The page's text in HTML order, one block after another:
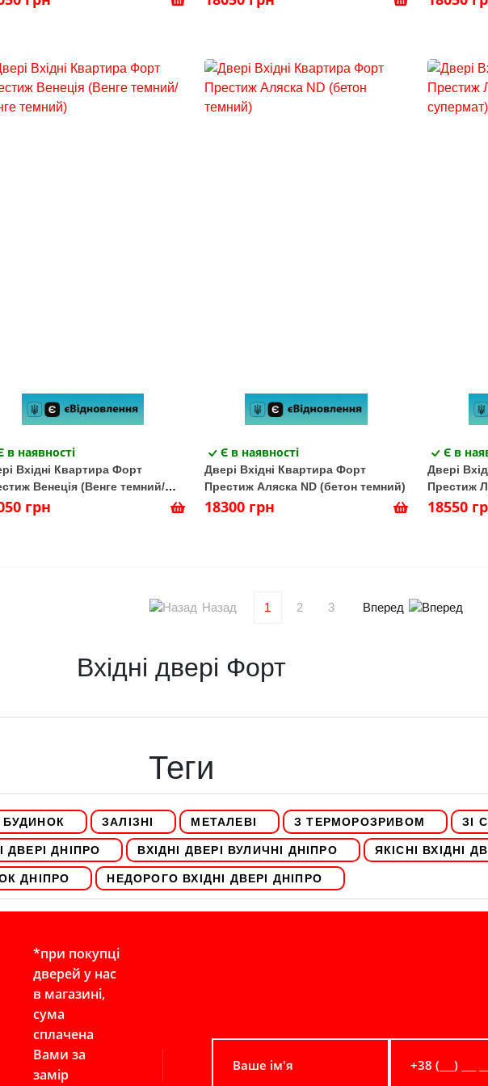
в наявності
Вхідні Квартира Форт
Венеція (Венге темний/
темний)
грн
Є в наявності
Двері Вхідні Квартира Форт
Престиж Аляска ND (бетон темний)
18300 грн
Є в
Двері
Престиж
супермат)
18550
Назад 1 2 3 Вперед
Вхідні двері Форт
Теги
БУДИНОК ЗАЛІЗНІ МЕТАЛЕВІ З ТЕРМОРОЗРИВОМ ЗІ
ДВЕРІ ДНІПРО ВХІДНІ ДВЕРІ ВУЛИЧНІ ДНІПРО ЯКІСНІ ВХІДНІ
ДНІПРО НЕДОРОГО ВХІДНІ ДВЕРІ ДНІПРО
*при покупці
дверей у нас
в магазині,
сума
сплачена
Вами за
замір